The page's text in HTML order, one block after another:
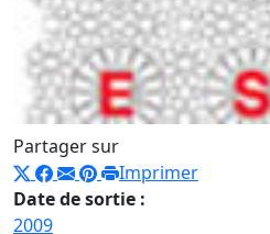
Partager sur
Imprimer
Date de sortie :
2009